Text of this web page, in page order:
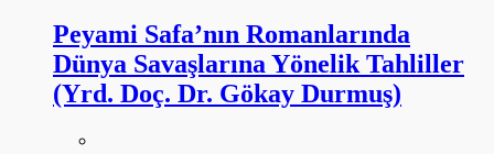
Peyami Safa’nın Romanlarında
Dünya Savaşlarına Yönelik Tahliller
(Yrd. Doç. Dr. Gökay Durmuş)